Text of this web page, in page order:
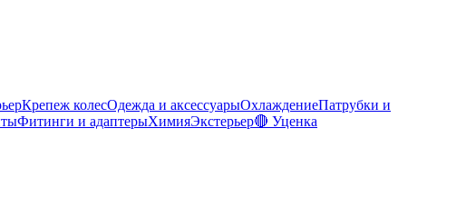
Крепеж колесОдежда и аксессуарыОхлаждениеПатрубки и
Фитинги и адаптерыХимияЭкстерьер🔴 Уценка